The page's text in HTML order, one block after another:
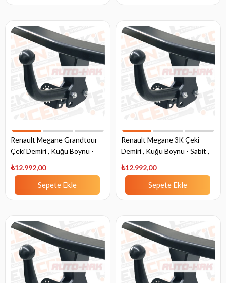
Renault Megane Grandtour
Çeki Demiri , Kuğu Boynu -
₺12.992,00
Sepete Ekle
Renault Megane 3K Çeki
Demiri , Kuğu Boynu - Sabit ,
₺12.992,00
Sepete Ekle